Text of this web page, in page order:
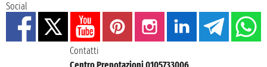
Social
Contatti